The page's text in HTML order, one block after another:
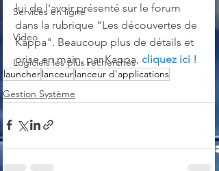
Services en ligne
Video
Logiciels les plus recherchés
lui de l'avoir présenté sur le forum
dans la rubrique "Les découvertes de
Kappa". Beaucoup plus de détails et
prise en main, par Kappa, cliquez ici !
launcherlanceurlanceur d'applications
Gestion Système